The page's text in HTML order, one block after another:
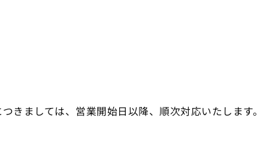
きましては、営業開始日以降、順次対応いたします。